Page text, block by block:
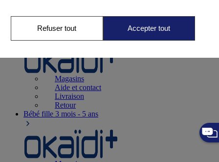
Naissance0-12 mois
Magasins
Aide et contact
Livraison
Retour
Bébé fille 3 mois - 5 ans
Refuser tout Accepter tout